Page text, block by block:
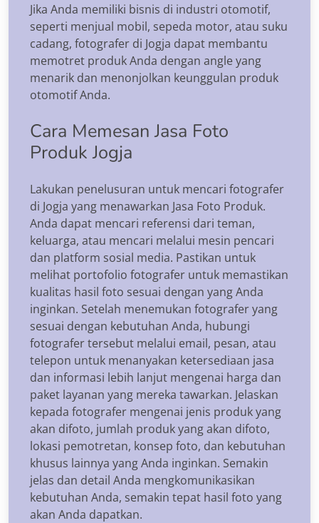
Jika Anda memiliki bisnis di industri otomotif,
seperti menjual mobil, sepeda motor, atau suku
cadang, fotografer di Jogja dapat membantu
memotret produk Anda dengan angle yang
menarik dan menonjolkan keunggulan produk
otomotif Anda.
Cara Memesan Jasa Foto
Produk Jogja
Lakukan penelusuran untuk mencari fotografer
di Jogja yang menawarkan Jasa Foto Produk.
Anda dapat mencari referensi dari teman,
keluarga, atau mencari melalui mesin pencari
dan platform sosial media. Pastikan untuk
melihat portofolio fotografer untuk memastikan
kualitas hasil foto sesuai dengan yang Anda
inginkan. Setelah menemukan fotografer yang
sesuai dengan kebutuhan Anda, hubungi
fotografer tersebut melalui email, pesan, atau
telepon untuk menanyakan ketersediaan jasa
dan informasi lebih lanjut mengenai harga dan
paket layanan yang mereka tawarkan. Jelaskan
kepada fotografer mengenai jenis produk yang
akan difoto, jumlah produk yang akan difoto,
lokasi pemotretan, konsep foto, dan kebutuhan
khusus lainnya yang Anda inginkan. Semakin
jelas dan detail Anda mengkomunikasikan
kebutuhan Anda, semakin tepat hasil foto yang
akan Anda dapatkan.